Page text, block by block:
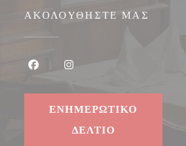
ΑΚΟΛΟΥΘΉΣΤΕ ΜΑΣ
ΕΝΗΜΕΡΩΤΙΚΌ
ΔΕΛΤΊΟ